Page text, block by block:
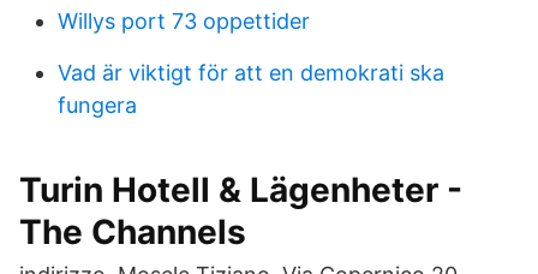
Willys port 73 oppettider
Vad är viktigt för att en demokrati ska
fungera
Turin Hotell & Lägenheter -
The Channels